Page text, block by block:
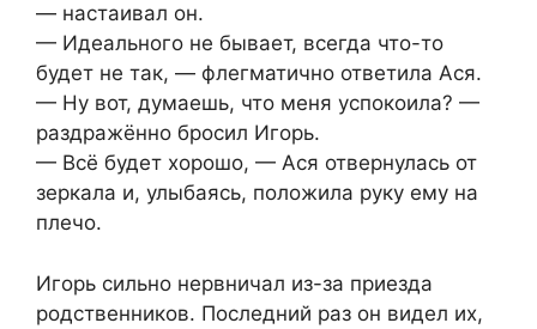
— настаивал он.
— Идеального не бывает, всегда что-то
будет не так, — флегматично ответила Ася.
— Ну вот, думаешь, что меня успокоила? —
раздражённо бросил Игорь.
— Всё будет хорошо, — Ася отвернулась от
зеркала и, улыбаясь, положила руку ему на
плечо.
Игорь сильно нервничал из-за приезда
родственников. Последний раз он видел их,